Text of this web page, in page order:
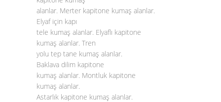
alanlar. Merter kapitone kumaş alanlar.
Elyaf için kapı
tele kumaş alanlar. Elyaflı kapitone
kumaş alanlar. Tren
yolu tep tane kumaş alanlar.
Baklava dilim kapitone
kumaş alanlar. Montluk kapitone
kumaş alanlar.
Astarlık kapitone kumaş alanlar.